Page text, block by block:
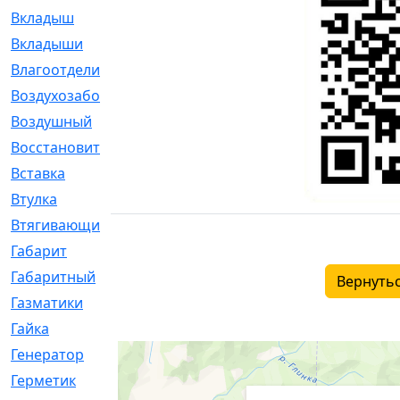
Вкладыш
Вкладыши
Влагоотделитель
Воздухозаборник
Воздушный
Восстановительный
Вставка
Втулка
Втягивающий
Габарит
Габаритный
Газматики
Гайка
Генератор
[148]
Герметик
[15]